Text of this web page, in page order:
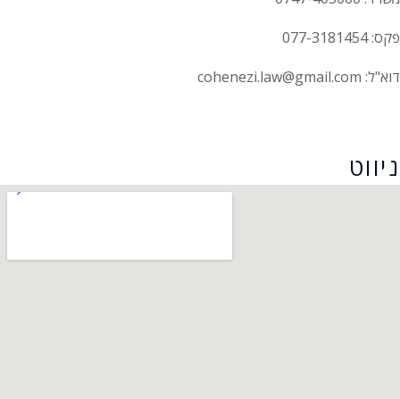
פקס: 077-3181454
דוא"ל: cohenezi.law@gmail.com
ניווט